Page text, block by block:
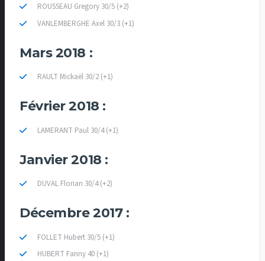
ROUSSEAU Gregory 30/5 (+2)
VANLEMBERGHE Axel 30/3 (+1)
Mars 2018 :
RAULT Mickaël 30/2 (+1)
Février 2018 :
LAMERANT Paul 30/4 (+1)
Janvier 2018 :
DUVAL Florian 30/4 (+2)
Décembre 2017 :
FOLLET Hubert 30/5 (+1)
HUBERT Fanny 40 (+1)